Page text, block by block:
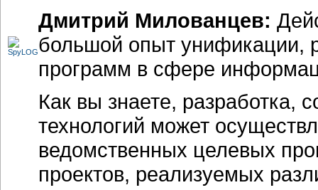
Дмитрий Милованцев:
большой опыт унификации,
программ в сфере
Как вы знаете, разработка,
технологий может
ведомственных целевых
проектов, реализуемых